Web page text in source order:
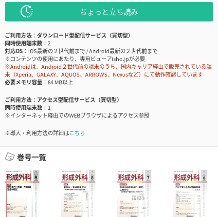
ちょっと立ち読み
ご利用方法
ダウンロード型配信サービス（買切型）
同時使用端末数
2
対応OS
iOS最新の２世代前まで / Android最新の２世代前まで
※コンテンツの使用にあたり、専用ビューアisho.jpが必要
※Androidは、Android２世代前の端末のうち、国内キャリア経由で販売されている端
末（Xperia、GALAXY、AQUOS、ARROWS、Nexusなど）にて動作確認しています
必要メモリ容量
84 MB以上
ご利用方法
アクセス型配信サービス（買切型）
同時使用端末数
1
※インターネット経由でのWEBブラウザによるアクセス参照
※導入・利用方法の詳細はこちら
巻号一覧